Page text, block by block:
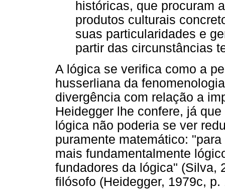
históricas, que procuram
produtos culturais
suas particularidades e
partir das circunstâncias
A lógica se verifica como a
husserliana da
divergência com relação a
Heidegger lhe confere, já
lógica não poderia se ver
puramente matemático:
mais fundamentalmente
fundadores da lógica" (Silva,
filósofo (Heidegger, 1979c,